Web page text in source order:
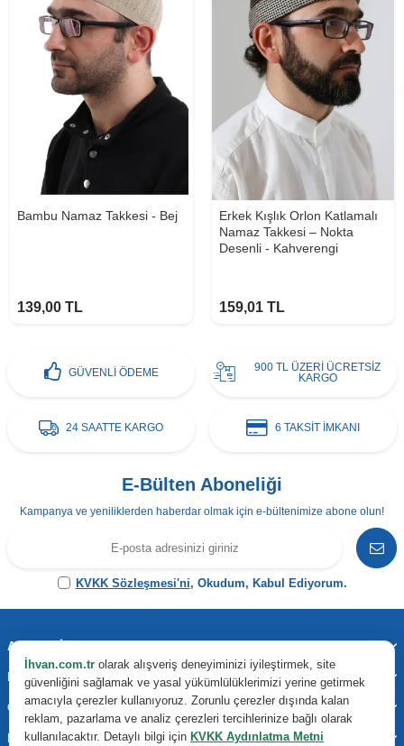
Bambu Namaz Takkesi - Bej
139,00 TL
Erkek Kışlık Orlon Katlamalı
Namaz Takkesi – Nokta
Desenli - Kahverengi
159,01TL
GÜVENLİ ÖDEME
900 TL ÜZERİ ÜCRETSİZ
KARGO
24 SAATTE KARGO 6 TAKSİT İMKANI
E-Bülten Aboneliği
Kampanya ve yeniliklerden haberdar olmak için e-bültenimize abone olun!
KVKK Sözleşmesi'ni, Okudum, Kabul Ediyorum.
Adres & İletişim
Kategoriler
Önemli Bilgiler
Hızlı Erişim
İhvan.com.tr olarak alışveriş deneyiminizi iyileştirmek, site
güvenliğini sağlamak ve yasal yükümlülüklerimizi yerine getirmek
amacıyla çerezler kullanıyoruz. Zorunlu çerezler dışında kalan
reklam, pazarlama ve analiz çerezleri tercihlerinize bağlı olarak
kullanılacaktır. Detaylı bilgi için KVKK Aydınlatma Metni